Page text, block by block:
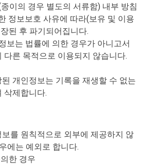
이의 경우 별도의 서류함) 내부 방침
정보보호 사유에 따라(보유 및 이용
된 후 파기되어집니다.
보는 법률에 의한 경우가 아니고서
다른 목적으로 이용되지 않습니다.
개인정보는 기록을 재생할 수 없는
삭제합니다.
를 원칙적으로 외부에 제공하지 않
에는 예외로 합니다.
한 경우